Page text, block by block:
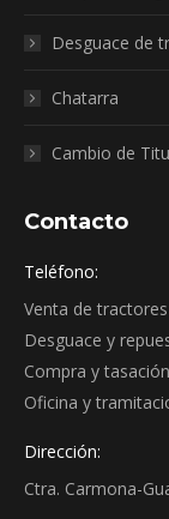
Desguace de
Chatarra
Cambio de
Contacto
Teléfono:
Venta de
Desguace y
Compra y
Oficina y
Dirección:
Ctra. Carmona-